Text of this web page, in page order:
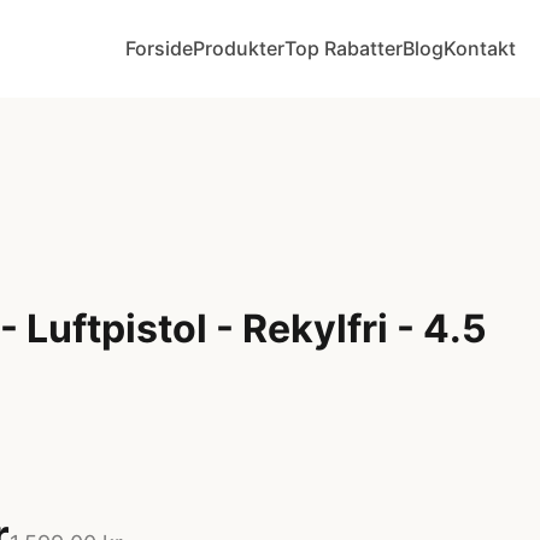
ForsideProdukterTop RabatterBlogKontakt
- Luftpistol - Rekylfri - 4.5